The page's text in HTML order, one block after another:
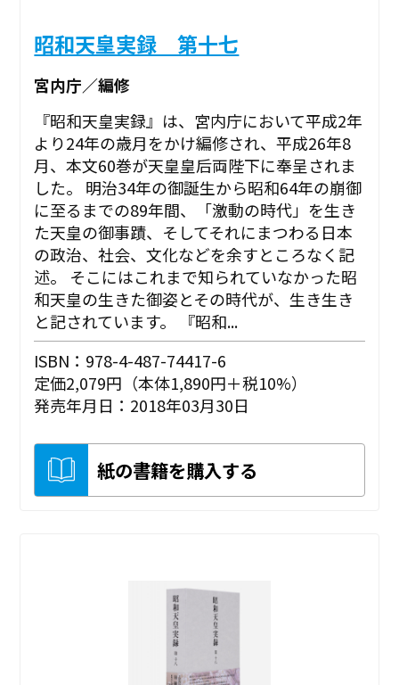
昭和天皇実録 第十七
宮内庁／編修
『昭和天皇実録』は、宮内庁において平成2年
より24年の歳月をかけ編修され、平成26年8
月、本文60巻が天皇皇后両陛下に奉呈されま
した。 明治34年の御誕生から昭和64年の崩御
に至るまでの89年間、「激動の時代」を生き
た天皇の御事蹟、そしてそれにまつわる日本
の政治、社会、文化などを余すところなく記
述。 そこにはこれまで知られていなかった昭
和天皇の生きた御姿とその時代が、生き生き
と記されています。 『昭和...
ISBN：978-4-487-74417-6
定価2,079円（本体1,890円＋税10%）
発売年月日：2018年03月30日
紙の書籍を購入する